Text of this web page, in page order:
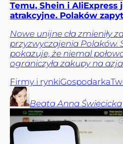
Temu, Shein i AliExpress
atrakcyjne. Polaków
Nowe unijne cła zmieniły
przyzwyczajenia Polaków.
pokazuje, że niemal
ograniczyła zakupy na
Firmy i rynkiGospodarka
Beata Anna Święcicka